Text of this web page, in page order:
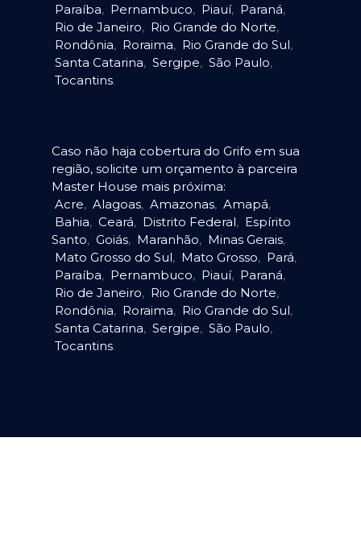
Paraíba, Pernambuco, Piauí, Paraná,
Rio de Janeiro, Rio Grande do Norte,
Rondônia, Roraima, Rio Grande do Sul,
Santa Catarina, Sergipe, São Paulo,
Tocantins.
Caso não haja cobertura do Grifo em sua
região, solicite um orçamento à parceira
Master House mais próxima:
Acre, Alagoas, Amazonas, Amapá,
Bahia, Ceará, Distrito Federal, Espírito
Santo, Goiás, Maranhão, Minas Gerais,
Mato Grosso do Sul, Mato Grosso, Pará,
Paraíba, Pernambuco, Piauí, Paraná,
Rio de Janeiro, Rio Grande do Norte,
Rondônia, Roraima, Rio Grande do Sul,
Santa Catarina, Sergipe, São Paulo,
Tocantins.